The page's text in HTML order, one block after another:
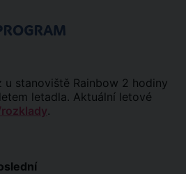
u stanoviště Rainbow 2 hodiny
letadla. Aktuální letové
.